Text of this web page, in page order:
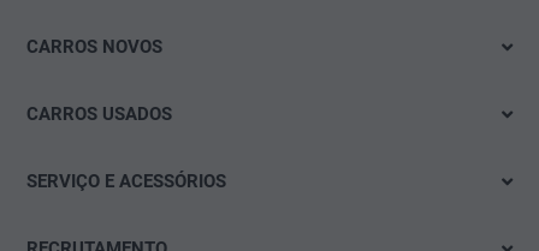
Audi
CUPRA
CARROS NOVOS
Test drive
Mobilidade elétrica
CARROS USADOS
Soauto Usados
SERVIÇO E ACESSÓRIOS